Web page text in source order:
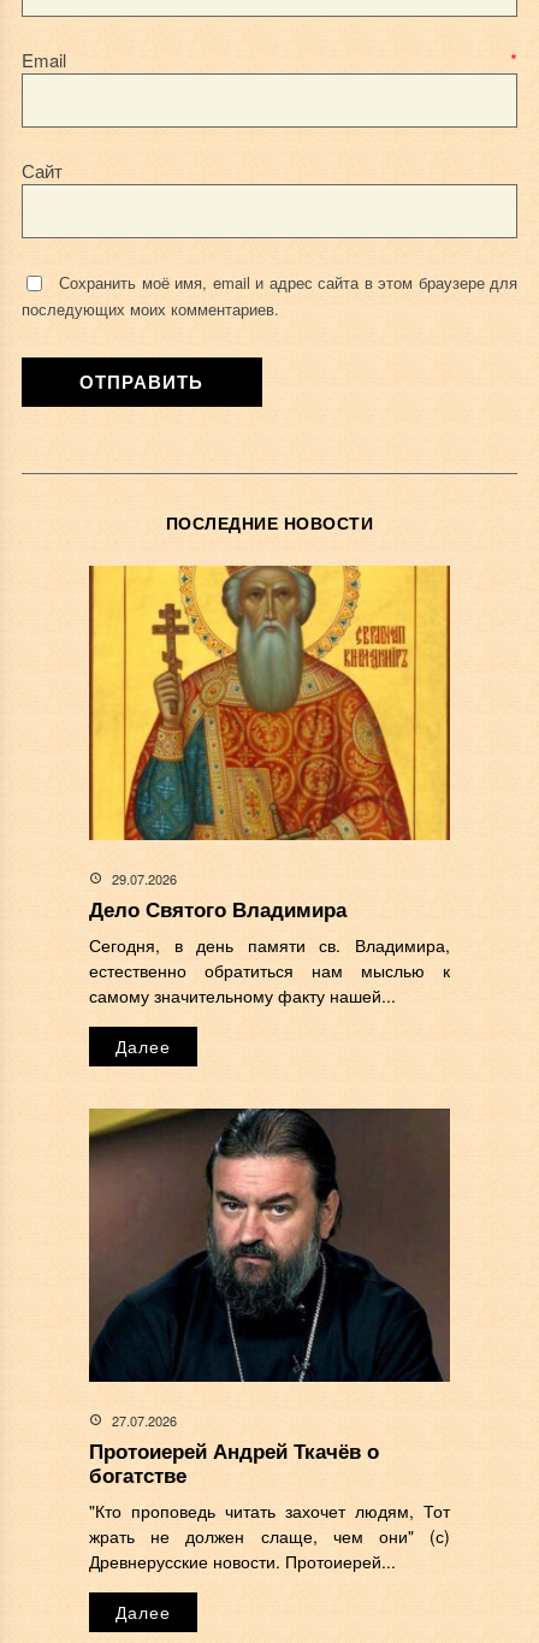
Email*
Сайт
Сохранить моё имя, email и адрес сайта в этом браузере для
последующих моих комментариев.
ПОСЛЕДНИЕ НОВОСТИ
29.07.2026
Дело Святого Владимира
Сегодня, в день памяти св. Владимира,
естественно обратиться нам мыслью к
самому значительному факту нашей...
Далее
27.07.2026
Протоиерей Андрей Ткачёв о
богатстве
"Кто проповедь читать захочет людям, Тот
жрать не должен слаще, чем они" (с)
Древнерусские новости. Протоиерей...
Далее